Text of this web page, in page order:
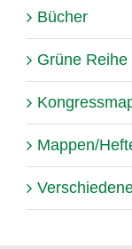
Bücher
Grüne Reihe
Mappen/